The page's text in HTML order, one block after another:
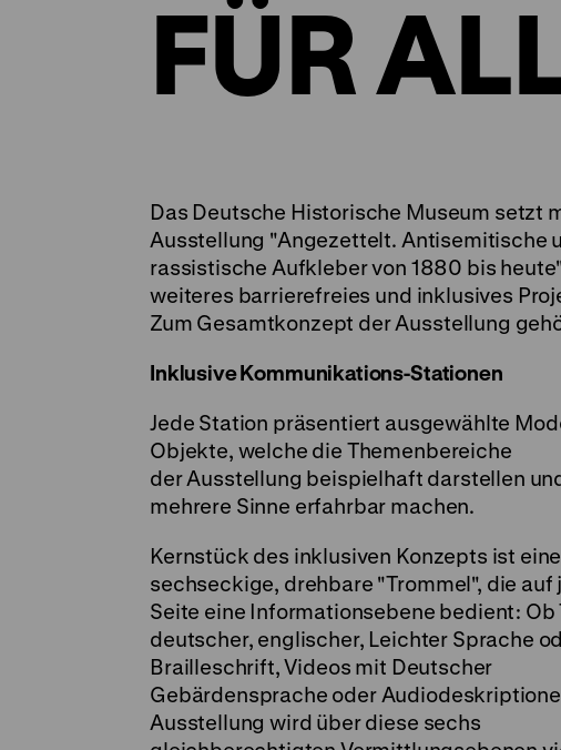
FÜR
Das Deutsche Historische Museum setzt
Ausstellung "Angezettelt. Antisemitische
rassistische Aufkleber von 1880 bis
weiteres barrierefreies und inklusives
Zum Gesamtkonzept der Ausstellung
Inklusive Kommunikations-Stationen
Jede Station präsentiert ausgewählte
Objekte, welche die Themenbereiche
der Ausstellung beispielhaft darstellen
mehrere Sinne erfahrbar machen.
Kernstück des inklusiven Konzepts ist eine
sechseckige, drehbare "Trommel", die auf
Seite eine Informationsebene bedient: Ob
deutscher, englischer, Leichter Sprache
Brailleschrift, Videos mit Deutscher
Gebärdensprache oder
Ausstellung wird über diese sechs